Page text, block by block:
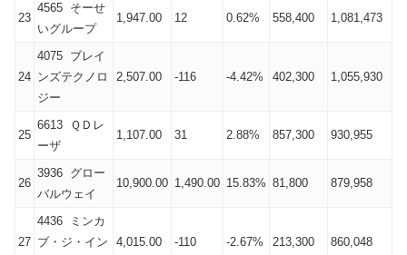
23
4565 そーせ
いグループ
1,947.00 12 0.62% 558,400 1,081,473
24
4075 ブレイ
ンズテクノロ
ジー
2,507.00 -116 -4.42% 402,300 1,055,930
25
6613 ＱＤレ
ーザ
1,107.00 31 2.88% 857,300 930,955
26
3936 グロー
バルウェイ
10,900.00 1,490.00 15.83% 81,800 879,958
27
4436 ミンカ
ブ・ジ・イン
4,015.00 -110 -2.67% 213,300 860,048